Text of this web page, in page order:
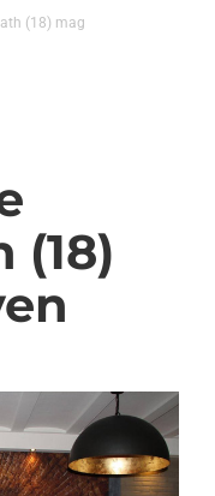
(18) mag
(18)